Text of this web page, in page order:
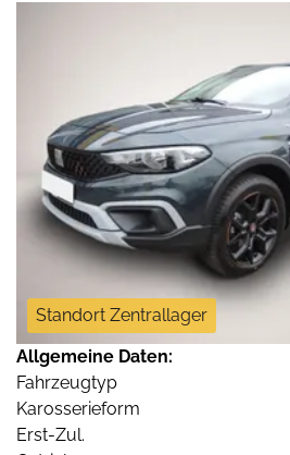
Standort Zentrallager
Allgemeine Daten:
Fahrzeugtyp
Karosserieform
Erst-Zul.